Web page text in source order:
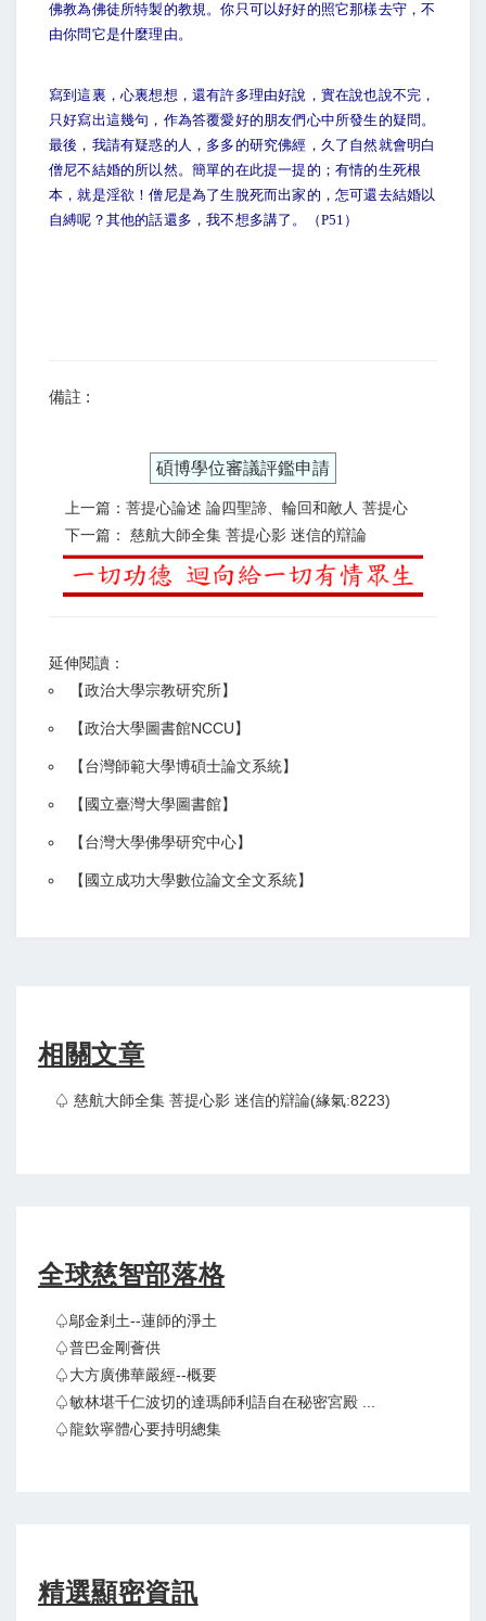
佛教為佛徒所特製的教規。你只可以好好的照它那樣去守，不
由你問它是什麼理由。
寫到這裏，心裏想想，還有許多理由好說，實在說也說不完，
只好寫出這幾句，作為答覆愛好的朋友們心中所發生的疑問。
最後，我請有疑惑的人，多多的研究佛經，久了自然就會明白
僧尼不結婚的所以然。簡單的在此提一提的；有情的生死根
本，就是淫欲！僧尼是為了生脫死而出家的，怎可還去結婚以
自縛呢？其他的話還多，我不想多講了。（P51）
備註 :
碩博學位審議評鑑申請
上一篇：菩提心論述 論四聖諦、輪回和敵人 菩提心
下一篇： 慈航大師全集 菩提心影 迷信的辯論
延伸閱讀：
【政治大學宗教研究所】
【政治大學圖書館NCCU】
【台灣師範大學博碩士論文系統】
【 國立臺灣大學圖書館】
【台灣大學佛學研究中心】
【 國立成功大學數位論文全文系統】
相關文章
♤ 慈航大師全集 菩提心影 迷信的辯論(緣氣:8223)
全球慈智部落格
♤鄔金剎土--蓮師的淨土
♤普巴金剛薈供
♤大方廣佛華嚴經--概要
♤敏林堪千仁波切的達瑪師利語自在秘密宮殿 ...
♤龍欽寧體心要持明總集
精選顯密資訊